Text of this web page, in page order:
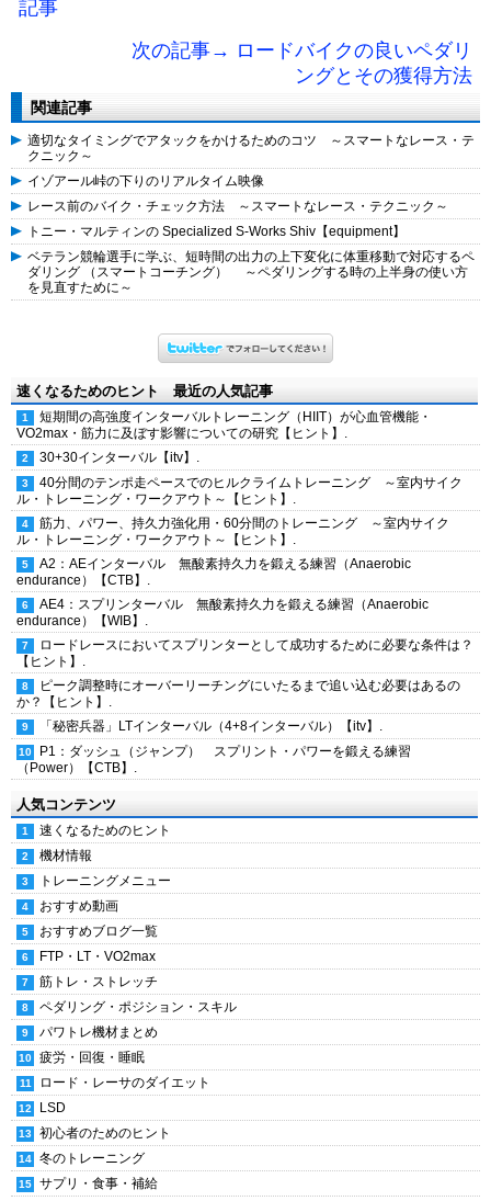
記事
次の記事→ ロードバイクの良いペダリ
ングとその獲得方法
関連記事
適切なタイミングでアタックをかけるためのコツ ～スマートなレース・テ
クニック～
イゾアール峠の下りのリアルタイム映像
レース前のバイク・チェック方法 ～スマートなレース・テクニック～
トニー・マルティンの Specialized S-Works Shiv【equipment】
ベテラン競輪選手に学ぶ、短時間の出力の上下変化に体重移動で対応するペ
ダリング （スマートコーチング） ～ペダリングする時の上半身の使い方
を見直すために～
速くなるためのヒント 最近の人気記事
短期間の高強度インターバルトレーニング（HIIT）が心血管機能・
VO2max・筋力に及ぼす影響についての研究【ヒント】.
30+30インターバル【itv】.
40分間のテンポ走ペースでのヒルクライムトレーニング ～室内サイク
ル・トレーニング・ワークアウト～【ヒント】.
筋力、パワー、持久力強化用・60分間のトレーニング ～室内サイク
ル・トレーニング・ワークアウト～【ヒント】.
A2：AEインターバル 無酸素持久力を鍛える練習（Anaerobic
endurance）【CTB】.
AE4：スプリンターバル 無酸素持久力を鍛える練習（Anaerobic
endurance）【WIB】.
ロードレースにおいてスプリンターとして成功するために必要な条件は？
【ヒント】.
ピーク調整時にオーバーリーチングにいたるまで追い込む必要はあるの
か？【ヒント】.
「秘密兵器」LTインターバル（4+8インターバル）【itv】.
P1：ダッシュ（ジャンプ） スプリント・パワーを鍛える練習
（Power）【CTB】.
人気コンテンツ
速くなるためのヒント
機材情報
トレーニングメニュー
おすすめ動画
おすすめブログ一覧
FTP・LT・VO2max
筋トレ・ストレッチ
ペダリング・ポジション・スキル
パワトレ機材まとめ
疲労・回復・睡眠
ロード・レーサのダイエット
LSD
初心者のためのヒント
冬のトレーニング
サプリ・食事・補給